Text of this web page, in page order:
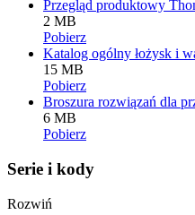
Przegląd produktowy
2 MB
Pobierz
Katalog ogólny łożysk i
15 MB
Pobierz
Broszura rozwiązań dla
6 MB
Pobierz
Serie i kody
Rozwiń